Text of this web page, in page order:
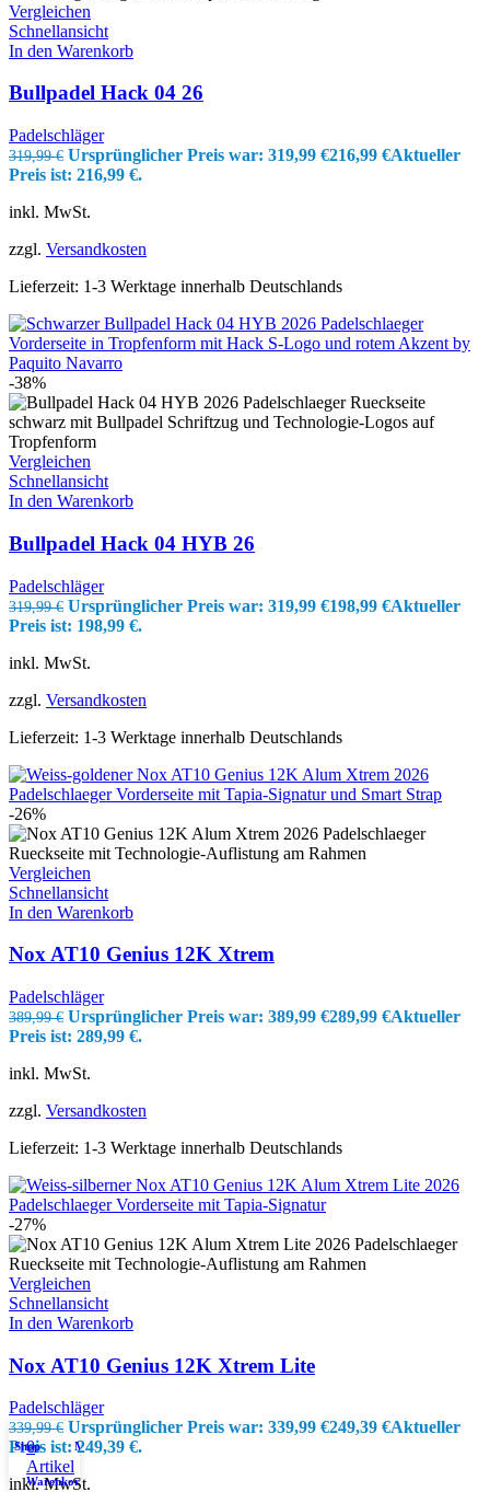
Vergleichen
Schnellansicht
In den Warenkorb
Bullpadel Hack 04 26
Padelschläger
319,99€ Ursprünglicher Preis war: 319,99 €216,99 €Aktueller
Preis ist: 216,99 €.
inkl. MwSt.
zzgl. Versandkosten
Lieferzeit: 1-3 Werktage innerhalb Deutschlands
-38%
Vergleichen
Schnellansicht
In den Warenkorb
Bullpadel Hack 04 HYB 26
Padelschläger
319,99€ Ursprünglicher Preis war: 319,99 €198,99 €Aktueller
Preis ist: 198,99 €.
inkl. MwSt.
zzgl. Versandkosten
Lieferzeit: 1-3 Werktage innerhalb Deutschlands
-26%
Vergleichen
Schnellansicht
In den Warenkorb
Nox AT10 Genius 12K Xtrem
Padelschläger
389,99€ Ursprünglicher Preis war: 389,99 €289,99 €Aktueller
Preis ist: 289,99 €.
inkl. MwSt.
zzgl. Versandkosten
Lieferzeit: 1-3 Werktage innerhalb Deutschlands
-27%
Vergleichen
Schnellansicht
In den Warenkorb
Nox AT10 Genius 12K Xtrem Lite
Padelschläger
339,99€ Ursprünglicher Preis war: 339,99 €249,39 €Aktueller
Preis ist: 249,39 €.
inkl. MwSt.
Shop
0
Artikel
Warenkorb
Mein Konto